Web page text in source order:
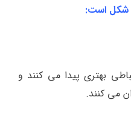
شکل است:
بهتری پیدا می کنند و
می کنند.